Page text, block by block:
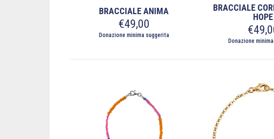
BRACCIALE ANIMA
€49,00
Donazione minima suggerita
BRACCIALE
HOPE
€
Donazione
Questo
opzioni
possono